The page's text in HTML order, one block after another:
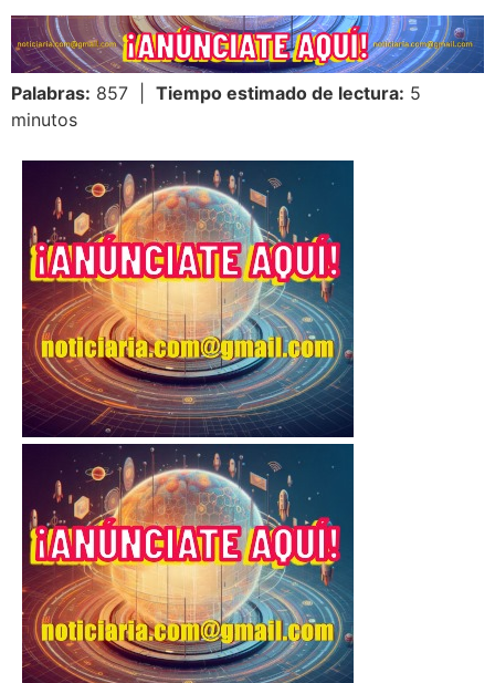
Palabras: 857 | Tiempo estimado de lectura: 5
minutos